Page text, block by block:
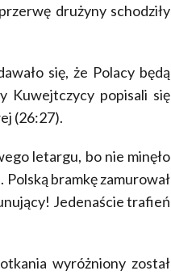
drużyny schodziły
się, że Polacy będą
Kuwejtczycy popisali się
(26:27).
letargu, bo nie minęło
bramkę zamurował
Jedenaście trafień
wyróżniony został